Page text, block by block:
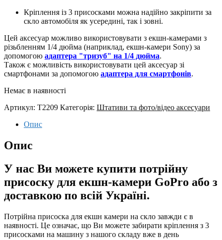
Кріплення із 3 присосками можна надійно закріпити за
скло автомобіля як усередині, так і зовні.
Цей аксесуар можливо використовувати з екшн-камерами з
різьбленням 1/4 дюйма (наприклад, екшн-камери Sony) за
допомогою адаптера "тризуб" на 1/4 дюйма.
Також є можливість використовувати цей аксесуар зі
смартфонами за допомогою адаптера для смартфонів.
Немає в наявності
Артикул: T2209 Категорія: Штативи та фото/відео аксесуари
Опис
Опис
У нас Ви можете купити потрійну
присоску для екшн-камери GoPro або з
доставкою по всій Україні.
Потрійна присоска для екшн камери на скло завжди є в
наявності. Це означає, що Ви можете забирати кріплення з 3
присосками на машину з нашого складу вже в день